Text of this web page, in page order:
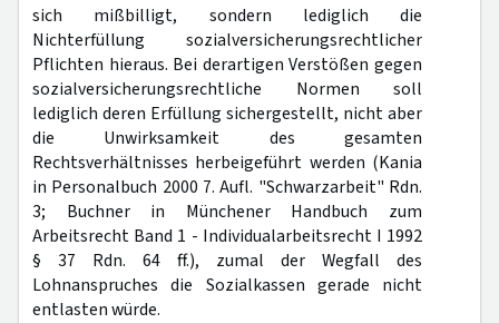
sich mißbilligt, sondern lediglich die
Nichterfüllung sozialversicherungsrechtlicher
Pflichten hieraus. Bei derartigen Verstößen gegen
sozialversicherungsrechtliche Normen soll
lediglich deren Erfüllung sichergestellt, nicht aber
die Unwirksamkeit des gesamten
Rechtsverhältnisses herbeigeführt werden (Kania
in Personalbuch 2000 7. Aufl. "Schwarzarbeit" Rdn.
3; Buchner in Münchener Handbuch zum
Arbeitsrecht Band 1 - Individualarbeitsrecht I 1992
§ 37 Rdn. 64 ff.), zumal der Wegfall des
Lohnanspruches die Sozialkassen gerade nicht
entlasten würde.